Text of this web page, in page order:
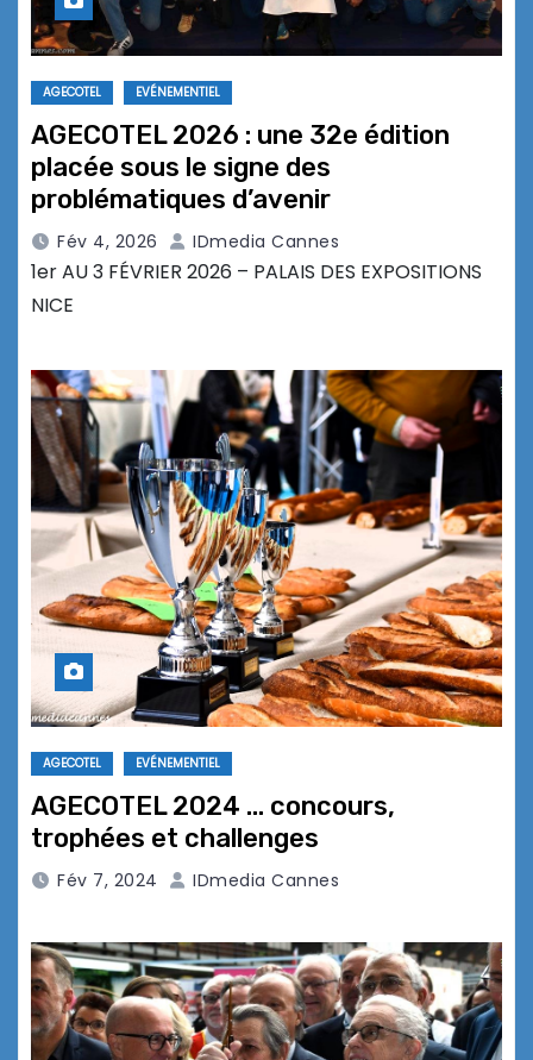
AGECOTEL EVÉNEMENTIEL
AGECOTEL 2026 : une 32e édition
placée sous le signe des
problématiques d’avenir
Fév 4, 2026 IDmedia Cannes
1er AU 3 FÉVRIER 2026 – PALAIS DES EXPOSITIONS
NICE
AGECOTEL EVÉNEMENTIEL
AGECOTEL 2024 … concours,
trophées et challenges
Fév 7, 2024 IDmedia Cannes